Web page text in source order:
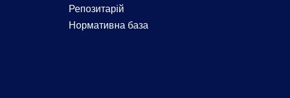
Репозитарій
Нормативна база